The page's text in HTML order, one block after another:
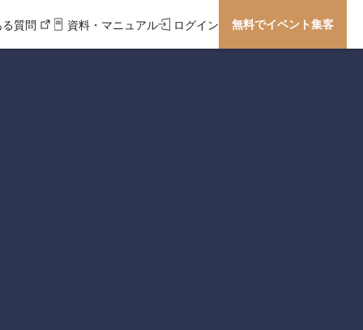
質問 資料・マニュアル ログイン 無料でイベント集客